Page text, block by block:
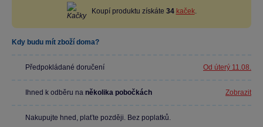
Koupí produktu získáte 34 kaček.
Kdy budu mít zboží doma?
Předpokládané doručení Od úterý 11.08.
Ihned k odběru na několika pobočkách Zobrazit
Nakupujte hned, plaťte později. Bez poplatků.